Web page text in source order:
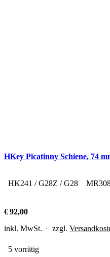
HKey Picatinny Schiene, 74
HK241 / G28Z / G28
€92,00
inkl. MwSt.
zzgl.
5 vorrätig